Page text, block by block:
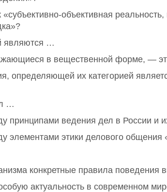
объективная
являются …
в вещественной форме, —
определяющей их категорией
…
принципами ведения дел в России и
элементами этики делового общения
конкретные правила поведения
актуальность в современном